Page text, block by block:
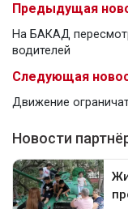
Предыдущая
На БАКАД
водителей
Следующая
Движение